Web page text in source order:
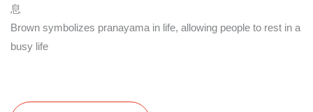
息
Brown symbolizes pranayama in life, allowing people to rest in a
busy life